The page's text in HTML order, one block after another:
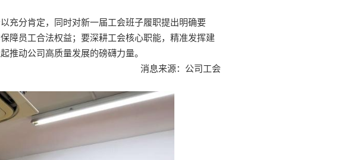
充分肯定，同时对新一届工会班子履职提出明确要
障员工合法权益；要深耕工会核心职能，精准发挥建
推动公司高质量发展的磅礴力量。
消息来源：公司工会